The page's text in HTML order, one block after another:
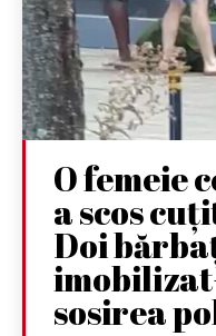
O femeie
a scos
Doi
sosirea